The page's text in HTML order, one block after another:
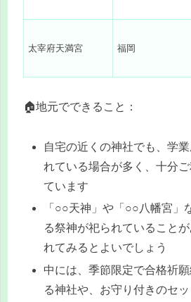
太宰府天満宮 福岡
🏠地元でできること：
自宅の近くの神社でも、学
れている場合が多く、十分
ています
「○○天神」や「○○八幡宮」
る祭神が祀られていること
れてみるとよいでしょう
中には、季節限定で合格祈
る神社や、お守り付きのセ